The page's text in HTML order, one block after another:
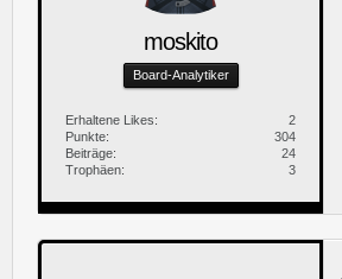
moskito
Board-Analytiker
Erhaltene Likes
2
Punkte
304
Beiträge
24
Trophäen
3